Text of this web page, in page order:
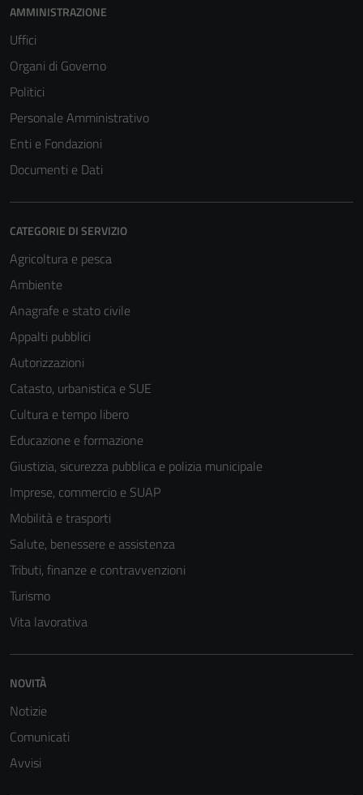
AMMINISTRAZIONE
Uffici
Organi di Governo
Politici
Personale Amministrativo
Enti e Fondazioni
Documenti e Dati
CATEGORIE DI SERVIZIO
Agricoltura e pesca
Ambiente
Anagrafe e stato civile
Appalti pubblici
Autorizzazioni
Catasto, urbanistica e SUE
Cultura e tempo libero
Educazione e formazione
Giustizia, sicurezza pubblica e polizia municipale
Imprese, commercio e SUAP
Mobilità e trasporti
Salute, benessere e assistenza
Tributi, finanze e contravvenzioni
Turismo
Vita lavorativa
NOVITÀ
Notizie
Comunicati
Avvisi